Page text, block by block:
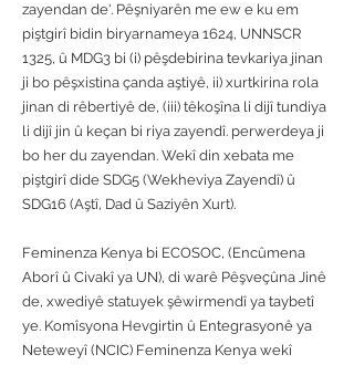
zayendan de'. Pêşniyarên me ew e ku em
piştgirî bidin biryarnameya 1624, UNNSCR
1325, û MDG3 bi (i) pêşdebirina tevkariya jinan
ji bo pêşxistina çanda aştiyê, ii) xurtkirina rola
jinan di rêbertiyê de, (iii) têkoşîna li dijî tundiya
li dijî jin û keçan bi riya zayendî. perwerdeya ji
bo her du zayendan. Wekî din xebata me
piştgirî dide SDG5 (Wekheviya Zayendî) û
SDG16 (Aştî, Dad û Saziyên Xurt).
Feminenza Kenya bi ECOSOC, (Encûmena
Aborî û Civakî ya UN), di warê Pêşveçûna Jinê
de, xwediyê statuyek şêwirmendî ya taybetî
ye. Komîsyona Hevgirtin û Entegrasyonê ya
Neteweyî (NCIC) Feminenza Kenya wekî